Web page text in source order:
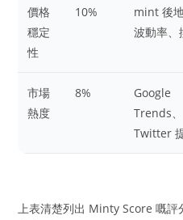
價格
穩定
性
10%
mint 後
波動率、
市場
熱度
8%
Google
Trends、
Twitter
上表清楚列出 Minty Score 嘅